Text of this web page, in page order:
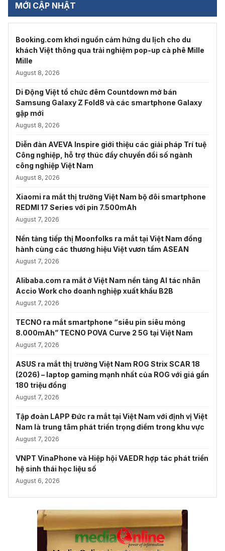
MỚI CẬP NHẬT
Booking.com khơi nguồn cảm hứng du lịch cho du
khách Việt thông qua trải nghiệm pop-up cà phê Mille
Mille
August 8, 2026
Di Động Việt tổ chức đêm Countdown mở bán
Samsung Galaxy Z Fold8 và các smartphone Galaxy
gập mới
August 8, 2026
Diễn đàn AVEVA Inspire giới thiệu các giải pháp Trí tuệ
Công nghiệp, hỗ trợ thúc đẩy chuyển đổi số ngành
công nghiệp Việt Nam
August 8, 2026
Xiaomi ra mắt thị trường Việt Nam bộ đôi smartphone
REDMI 17 Series với pin 7.500mAh
August 7, 2026
Nền tảng tiếp thị Moonfolks ra mắt tại Việt Nam đồng
hành cùng các thương hiệu Việt vươn tầm ASEAN
August 7, 2026
Alibaba.com ra mắt ở Việt Nam nền tảng AI tác nhân
Accio Work cho doanh nghiệp xuất khẩu B2B
August 7, 2026
TECNO ra mắt smartphone “siêu pin siêu mỏng
8.000mAh” TECNO POVA Curve 2 5G tại Việt Nam
August 7, 2026
ASUS ra mắt thị trường Việt Nam ROG Strix SCAR 18
(2026) – laptop gaming mạnh nhất của ROG với giá gần
180 triệu đồng
August 7, 2026
Tập đoàn LAPP Đức ra mắt tại Việt Nam với định vị Việt
Nam là trung tâm phát triển trọng điểm trong khu vực
August 7, 2026
VNPT VinaPhone và Hiệp hội VAEDR hợp tác phát triển
hệ sinh thái học liệu số
August 6, 2026